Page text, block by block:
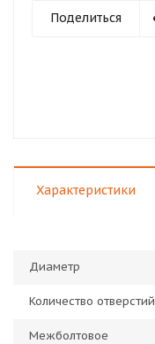
Поделиться
Характеристики
Диаметр
Количество отверстий
Межболтовое